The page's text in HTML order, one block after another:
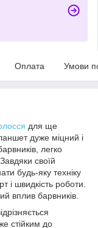
Оплата Умови
для ще
дуже міцний і
легко
своїй
будь-яку техніку
швидкість роботи.
вплив барвників.
стійким до